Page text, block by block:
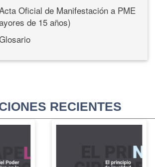
Oficial de Manifestación a PME
de 15 años)
RECIENTES